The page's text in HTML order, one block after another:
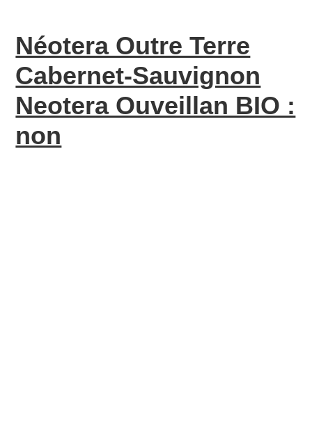
Néotera Outre Terre
Cabernet-Sauvignon
Neotera Ouveillan BIO :
non